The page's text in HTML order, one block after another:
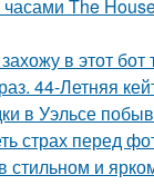
The
в этот бот
44-Летняя
в Уэльсе
страх перед
стильном и